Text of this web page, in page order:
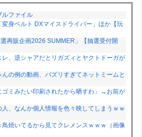
ルファイル
変身ベルト DXマイスドライバー」ほか【玩
選再販企画2026 SUMMER」【抽選受付開
レ、逆シャアだとリガズィとヤクトドーガが
んの例の動画、バズリすぎてネットミームと
ゴミみたい印刷されたから晒すわ」→お前が
人、なんか個人情報を色々映してしまうｗｗ
鳥焼いてるから見てクレメンスｗｗｗ（画像